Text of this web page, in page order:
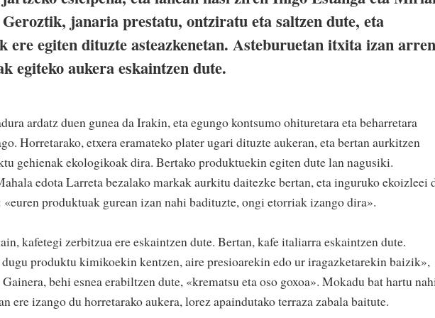
janaria prestatu, ontziratu eta saltzen dute, eta
ere egiten dituzte asteazkenetan. Asteburuetan itxita izan
egiteko aukera eskaintzen dute.
ardatz duen gunea da Irakin, eta egungo kontsumo ohituretara eta beharretara
Horretarako, etxera eramateko plater ugari dituzte aukeran, eta bertan aurkitzen
gehienak ekologikoak dira. Bertako produktuekin egiten dute lan nagusiki.
edota Larreta bezalako markak aurkitu daitezke bertan, eta inguruko ekoizleei
«euren produktuak gurean izan nahi badituzte, ongi etorriak izango dira».
kafetegi zerbitzua ere eskaintzen dute. Bertan, kafe italiarra eskaintzen dute.
produktu kimikoekin kentzen, aire presioarekin edo ur iragazketarekin baizik»,
behi esnea erabiltzen dute, «krematsu eta oso goxoa». Mokadu bat hartu
ere izango du horretarako aukera, lorez apaindutako terraza zabala baitute.